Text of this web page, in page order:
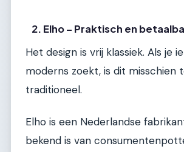
2. Elho – Praktisch en
Het design is vrij klassiek. Als je
moderns zoekt, is dit misschien
traditioneel.
Elho is een Nederlandse
bekend is van